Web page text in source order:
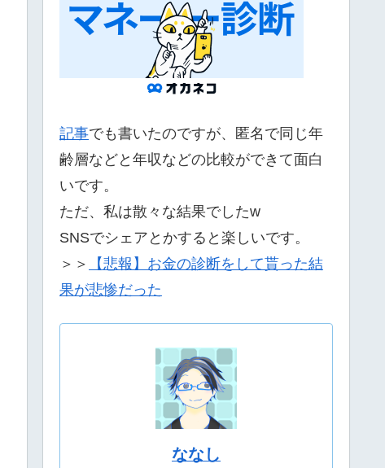
記事でも書いたのですが、匿名で同じ年
齢層などと年収などの比較ができて面白
いです。
ただ、私は散々な結果でしたw
SNSでシェアとかすると楽しいです。
＞＞
【悲報】お金の診断をして貰った結
果が悲惨だった
ななし